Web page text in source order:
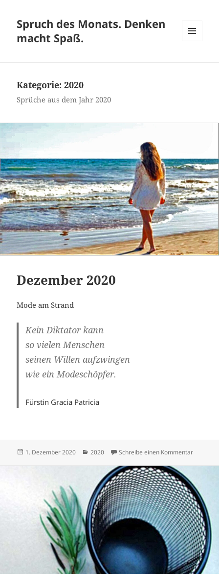
Spruch des Monats. Denken
macht Spaß.
Kategorie:2020
Sprüche aus dem Jahr 2020
Dezember 2020
Mode am Strand
Kein Diktator kann
so vielen Menschen
seinen Willen aufzwingen
wie ein Modeschöpfer.
Fürstin Gracia Patricia
Veröffentlicht
1. Dezember 2020 Kategorien
2020 Schreibe einen Kommentarzu